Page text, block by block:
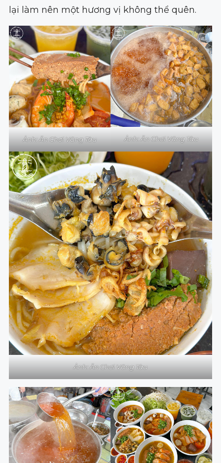
lại làm nên một hương vị không thể quên.
Ảnh: Ăn Chơi Vũng Tàu Ảnh: Ăn Chơi Vũng Tàu
Ảnh: Ăn Chơi Vũng Tàu